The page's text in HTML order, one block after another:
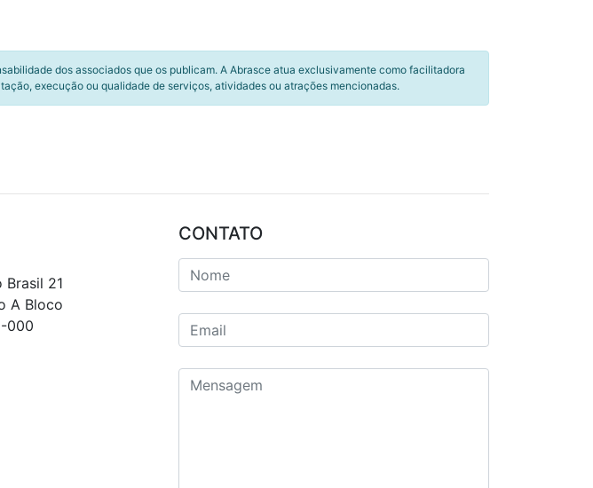
dos associados que os publicam. A Abrasce atua exclusivamente como facilitadora
execução ou qualidade de serviços, atividades ou atrações mencionadas.
Brasil 21
A Bloco
000
CONTATO